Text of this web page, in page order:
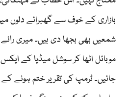
بازاری کے خوف سے گھبرائے دلوں
شمعیں بھی بجھا دی ہیں۔ میری رائے
جائیں۔ ٹرمپ کی تقریر ختم ہونے کے